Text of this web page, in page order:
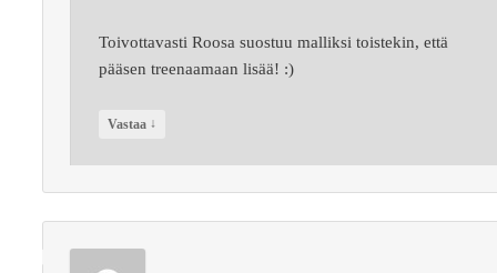
Toivottavasti Roosa suostuu malliksi toistekin, että
pääsen treenaamaan lisää! :)
Vastaa ↓